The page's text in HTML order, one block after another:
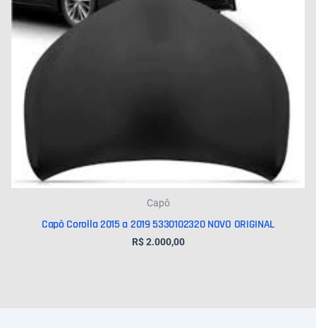
Capô
Capô Corolla 2015 a 2019 5330102320 NOVO ORIGINAL
R$2.000,00